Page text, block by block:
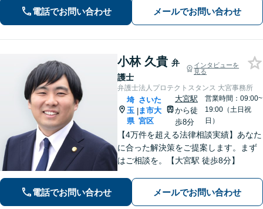
かした迅速な行動力でサポートしま
す。まずはお気軽にご相談ください。
電話でお問い合わせ メールでお問い合わせ
小林 久貴 弁
護士
インタビューを
見る
弁護士法人プロテクトスタンス 大宮事務所
埼
玉
県
|
さいた
ま市大
宮区
大宮駅
から徒
歩8分
営業時間：09:00~
19:00（土日祝
日）
【4万件を超える法律相談実績】あなた
に合った解決策をご提案します。まず
はご相談を。【大宮駅 徒歩8分】
電話でお問い合わせ メールでお問い合わせ